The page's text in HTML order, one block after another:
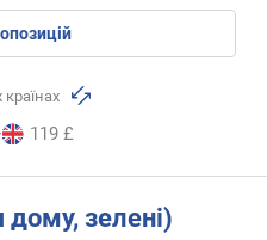
119 £
дому, зелені)